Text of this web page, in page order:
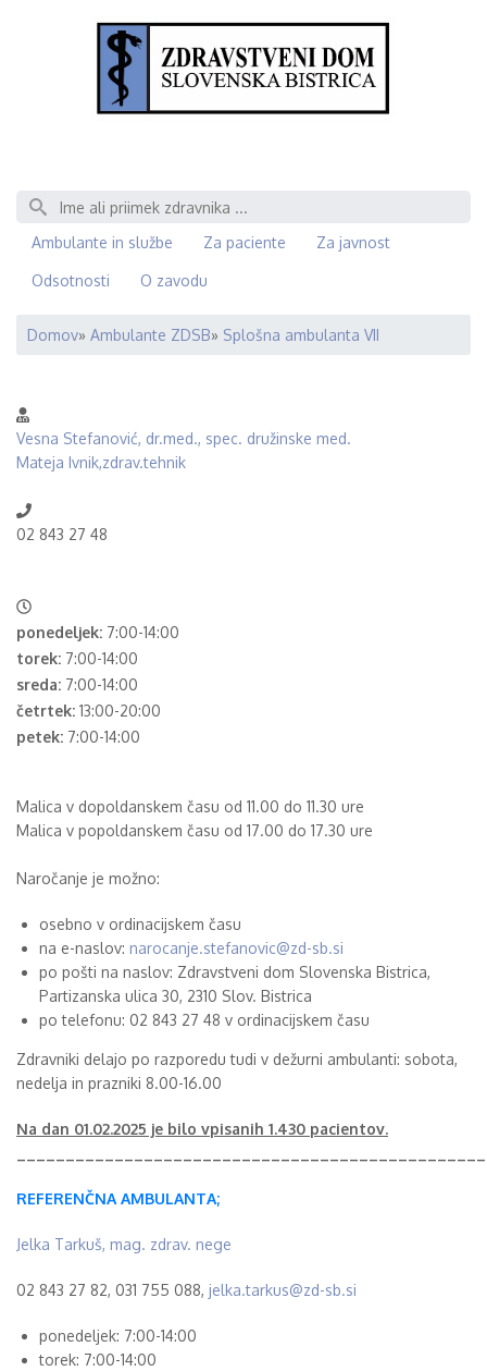
Išči
Ambulante in službe Za paciente Za javnost
Odsotnosti O zavodu
Breadcrumb
Domov Ambulante ZDSB Splošna ambulanta VII
Vesna Stefanović, dr.med., spec. družinske med.
Mateja Ivnik,zdrav.tehnik
02 843 27 48
ponedeljek: 7:00-14:00
torek: 7:00-14:00
sreda: 7:00-14:00
četrtek: 13:00-20:00
petek: 7:00-14:00
Malica v dopoldanskem času od 11.00 do 11.30 ure
Malica v popoldanskem času od 17.00 do 17.30 ure
Naročanje je možno:
osebno v ordinacijskem času
na e-naslov: narocanje.stefanovic@zd-sb.si
po pošti na naslov: Zdravstveni dom Slovenska Bistrica,
Partizanska ulica 30, 2310 Slov. Bistrica
po telefonu: 02 843 27 48 v ordinacijskem času
Zdravniki delajo po razporedu tudi v dežurni ambulanti: sobota,
nedelja in prazniki 8.00-16.00
Na dan 01.02.2025 je bilo vpisanih 1.430 pacientov.
REFERENČNA AMBULANTA;
Jelka Tarkuš, mag. zdrav. nege
02 843 27 82, 031 755 088, jelka.tarkus@zd-sb.si
ponedeljek: 7:00-14:00
torek: 7:00-14:00